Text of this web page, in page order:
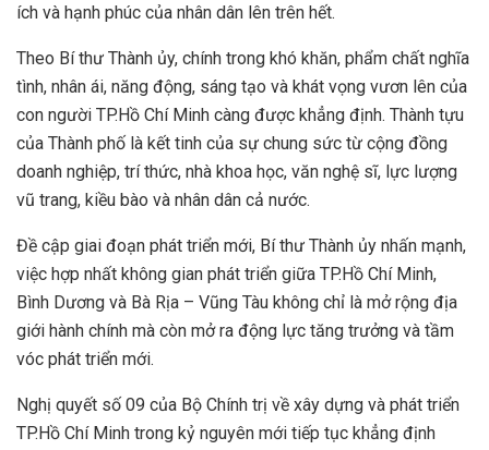
ích và hạnh phúc của nhân dân lên trên hết.
Theo Bí thư Thành ủy, chính trong khó khăn, phẩm chất nghĩa
tình, nhân ái, năng động, sáng tạo và khát vọng vươn lên của
con người TP.Hồ Chí Minh càng được khẳng định. Thành tựu
của Thành phố là kết tinh của sự chung sức từ cộng đồng
doanh nghiệp, trí thức, nhà khoa học, văn nghệ sĩ, lực lượng
vũ trang, kiều bào và nhân dân cả nước.
Đề cập giai đoạn phát triển mới, Bí thư Thành ủy nhấn mạnh,
việc hợp nhất không gian phát triển giữa TP.Hồ Chí Minh,
Bình Dương và Bà Rịa – Vũng Tàu không chỉ là mở rộng địa
giới hành chính mà còn mở ra động lực tăng trưởng và tầm
vóc phát triển mới.
Nghị quyết số 09 của Bộ Chính trị về xây dựng và phát triển
TP.Hồ Chí Minh trong kỷ nguyên mới tiếp tục khẳng định